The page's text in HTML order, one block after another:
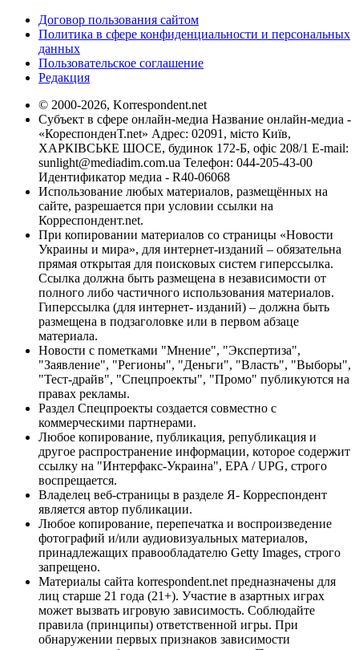
Договор пользования сайтом
Политика в сфере конфиденциальности и персональных
данных
Пользовательское соглашение
Редакция
© 2000-2026, Korrespondent.net
Субъект в сфере онлайн-медиа Название онлайн-медиа -
«КореспонденТ.net» Адрес: 02091, місто Київ,
ХАРКІВСЬКЕ ШОСЕ, будинок 172-Б, офіс 208/1 E-mail:
sunlight@mediadim.com.ua Телефон: 044-205-43-00
Идентификатор медиа - R40-06068
Использование любых материалов, размещённых на
сайте, разрешается при условии ссылки на
Корреспондент.net.
При копировании материалов со страницы «Новости
Украины и мира», для интернет-изданий – обязательна
прямая открытая для поисковых систем гиперссылка.
Ссылка должна быть размещена в независимости от
полного либо частичного использования материалов.
Гиперссылка (для интернет- изданий) – должна быть
размещена в подзаголовке или в первом абзаце
материала.
Новости с пометками "Мнение", "Экспертиза",
"Заявление", "Регионы", "Деньги", "Власть", "Выборы",
"Тест-драйв", "Спецпроекты", "Промо" публикуются на
правах рекламы.
Раздел Спецпроекты создается совместно с
коммерческими партнерами.
Любое копирование, публикация, републикация и
другое распространение информации, которое содержит
ссылку на "Интерфакс-Украина", EPA / UPG, строго
воспрещается.
Владелец веб-страницы в разделе Я- Корреспондент
является автор публикации.
Любое копирование, перепечатка и воспроизведение
фотографий и/или аудиовизуальных материалов,
принадлежащих правообладателю Getty Images, строго
запрещено.
Материалы сайта korrespondent.net предназначены для
лиц старше 21 года (21+). Участие в азартных играх
может вызвать игровую зависимость. Соблюдайте
правила (принципы) ответственной игры. При
обнаружении первых признаков зависимости